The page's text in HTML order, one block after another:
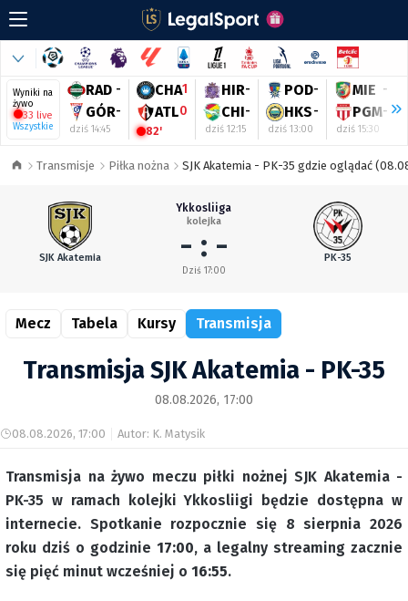
Wyniki na
żywo
33 live
Wszystkie
RAD -
GÓR-
dziś 14:45
CHA1
ATL0
82'
HIR-
CHI-
dziś 12:15
POD-
HKS-
dziś 13:00
MIE -
PGM-
dziś 15:30
Transmisje Piłka nożna SJK Akatemia - PK-35 gdzie oglądać
SJK Akatemia
Ykkosliiga
kolejka
- : -
Dziś 17:00
PK-35
Mecz Tabela Kursy Transmisja
Transmisja SJK Akatemia - PK-35
08.08.2026, 17:00
08.08.2026, 17:00 Autor: K. Matysik
Transmisja na żywo meczu piłki nożnej SJK Akatemia -
PK-35 w ramach kolejki Ykkosliigi będzie dostępna w
internecie. Spotkanie rozpocznie się 8 sierpnia 2026
roku dziś o godzinie 17:00, a legalny streaming zacznie
się pięć minut wcześniej o 16:55.